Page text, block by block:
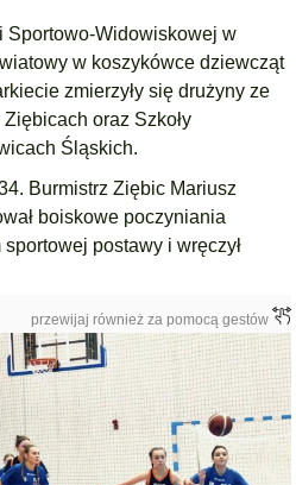
Sportowo-Widowiskowej w
w koszykówce dziewcząt
zmierzyły się drużyny ze
oraz Szkoły
Śląskich.
Burmistrz Ziębic Mariusz
boiskowe poczyniania
sportowej postawy i wręczył
przewijaj również za pomocą gestów